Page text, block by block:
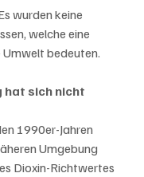
wurden keine
welche eine
Umwelt bedeuten.
hat sich nicht
1990er-Jahren
Umgebung
Dioxin-Richtwertes